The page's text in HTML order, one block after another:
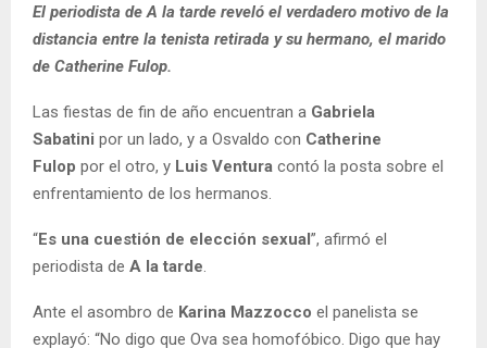
El periodista de A la tarde reveló el verdadero motivo de la
distancia entre la tenista retirada y su hermano, el marido
de Catherine Fulop.
Las fiestas de fin de año encuentran a Gabriela
Sabatini por un lado, y a Osvaldo con Catherine
Fulop por el otro, y Luis Ventura contó la posta sobre el
enfrentamiento de los hermanos.
“Es una cuestión de elección sexual”, afirmó el
periodista de A la tarde.
Ante el asombro de Karina Mazzocco el panelista se
explayó: “No digo que Ova sea homofóbico. Digo que hay